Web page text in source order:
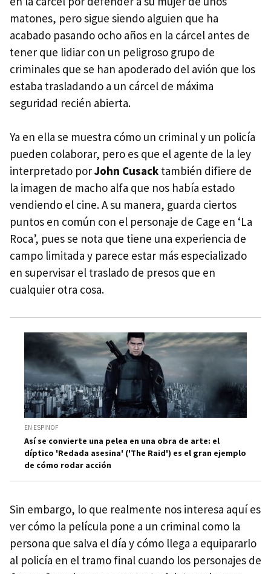
matones, pero sigue siendo alguien que ha
acabado pasando ocho años en la cárcel antes de
tener que lidiar con un peligroso grupo de
criminales que se han apoderado del avión que los
estaba trasladando a un cárcel de máxima
seguridad recién abierta.
Ya en ella se muestra cómo un criminal y un policía
pueden colaborar, pero es que el agente de la ley
interpretado porJohn Cusack también difiere de
la imagen de macho alfa que nos había estado
vendiendo el cine. A su manera, guarda ciertos
puntos en común con el personaje de Cage en ‘La
Roca’, pues se nota que tiene una experiencia de
campo limitada y parece estar más especializado
en supervisar el traslado de presos que en
cualquier otra cosa.
EN ESPINOF
Así se convierte una pelea en una obra de arte: el
díptico 'Redada asesina' ('The Raid') es el gran ejemplo
de cómo rodar acción
Sin embargo, lo que realmente nos interesa aquí es
ver cómo la película pone a un criminal como la
persona que salva el día y cómo llega a equipararlo
al policía en el tramo final cuando los personajes de